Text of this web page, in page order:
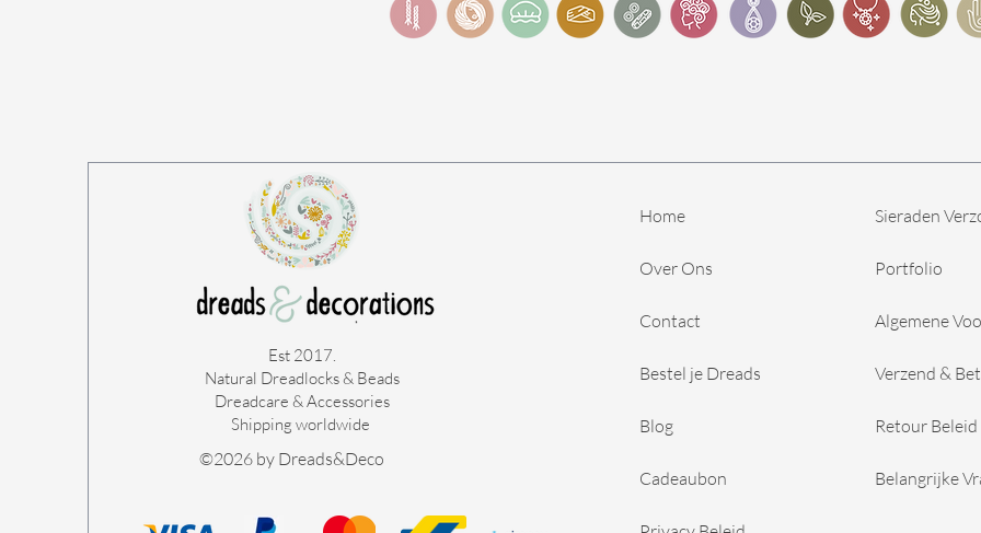
Est 2017.
Natural Dreadlocks & Beads
Dreadcare & Accessories
Shipping worldwide ​
©2026 by Dreads&Deco
Home
Over Ons
Contact
Bestel je Dreads
Blog
Cadeaubon
Sieraden
Portfolio
Algemene
Verzend &
Retour Beleid
Belangrijke